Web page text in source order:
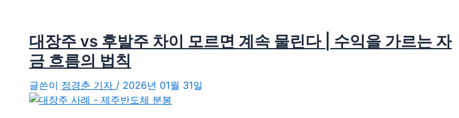
대장주 vs 후발주 차이 모르면 계속 물린다 | 수익을 가르는 자
금 흐름의 법칙
글쓴이 정경춘 기자 / 2026년 01월 31일